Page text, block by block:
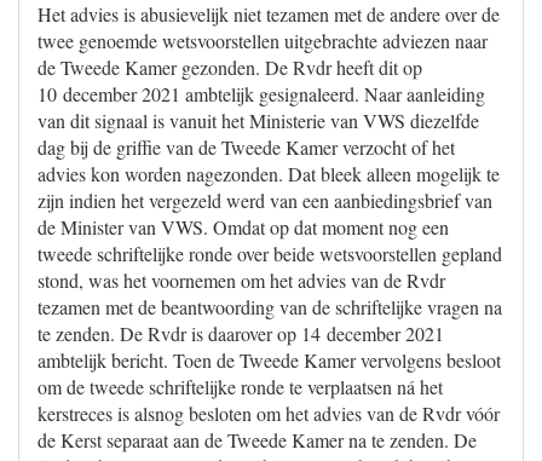
Het advies is abusievelijk niet tezamen met de andere over de
twee genoemde wetsvoorstellen uitgebrachte adviezen naar
de Tweede Kamer gezonden. De Rvdr heeft dit op
10 december 2021 ambtelijk gesignaleerd. Naar aanleiding
van dit signaal is vanuit het Ministerie van VWS diezelfde
dag bij de griffie van de Tweede Kamer verzocht of het
advies kon worden nagezonden. Dat bleek alleen mogelijk te
zijn indien het vergezeld werd van een aanbiedingsbrief van
de Minister van VWS. Omdat op dat moment nog een
tweede schriftelijke ronde over beide wetsvoorstellen gepland
stond, was het voornemen om het advies van de Rvdr
tezamen met de beantwoording van de schriftelijke vragen na
te zenden. De Rvdr is daarover op 14 december 2021
ambtelijk bericht. Toen de Tweede Kamer vervolgens besloot
om de tweede schriftelijke ronde te verplaatsen ná het
kerstreces is alsnog besloten om het advies van de Rvdr vóór
de Kerst separaat aan de Tweede Kamer na te zenden. De